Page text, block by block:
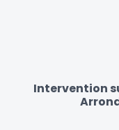
Intervention